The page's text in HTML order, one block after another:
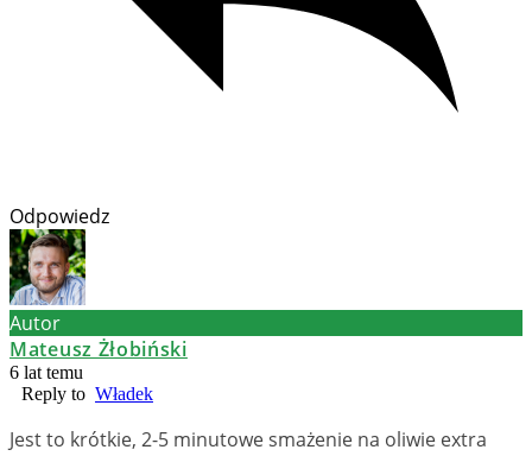
Odpowiedz
Autor
Mateusz Żłobiński
6 lat temu
Reply to Władek
Jest to krótkie, 2-5 minutowe smażenie na oliwie extra